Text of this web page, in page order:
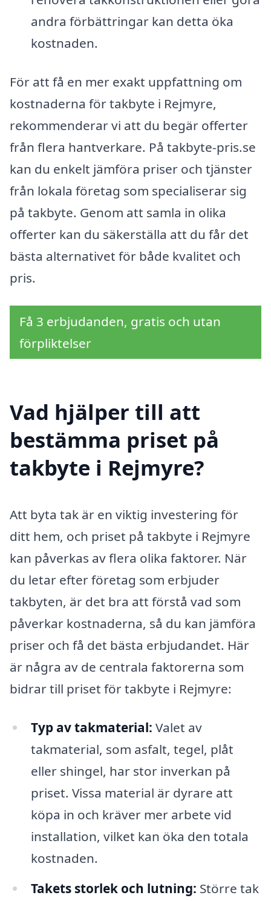
andra förbättringar kan detta öka
kostnaden.
För att få en mer exakt uppfattning om
kostnaderna för takbyte i Rejmyre,
rekommenderar vi att du begär offerter
från flera hantverkare. På takbyte-pris.se
kan du enkelt jämföra priser och tjänster
från lokala företag som specialiserar sig
på takbyte. Genom att samla in olika
offerter kan du säkerställa att du får det
bästa alternativet för både kvalitet och
pris.
Få 3 erbjudanden, gratis och utan
förpliktelser
Vad hjälper till att
bestämma priset på
takbyte i Rejmyre?
Att byta tak är en viktig investering för
ditt hem, och priset på takbyte i Rejmyre
kan påverkas av flera olika faktorer. När
du letar efter företag som erbjuder
takbyten, är det bra att förstå vad som
påverkar kostnaderna, så du kan jämföra
priser och få det bästa erbjudandet. Här
är några av de centrala faktorerna som
bidrar till priset för takbyte i Rejmyre:
Typ av takmaterial: Valet av
takmaterial, som asfalt, tegel, plåt
eller shingel, har stor inverkan på
priset. Vissa material är dyrare att
köpa in och kräver mer arbete vid
installation, vilket kan öka den totala
kostnaden.
Takets storlek och lutning: Större tak